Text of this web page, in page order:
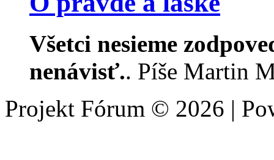
Všetci nesieme
nenávisť.. Píše Martin
Projekt Fórum © 2026 |